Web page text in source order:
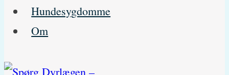
Hundesygdomme
Om